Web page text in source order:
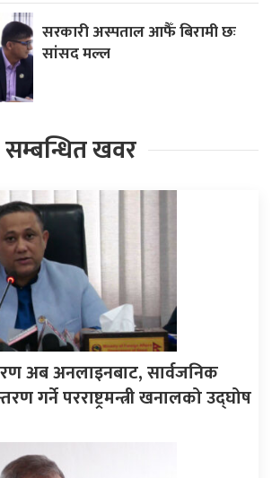
सरकारी अस्पताल आफैँ बिरामी छः
सांसद मल्ल
सम्बन्धित खवर
अब अनलाइनबाट, सार्वजनिक
गर्ने परराष्ट्रमन्त्री खनालको उद्घोष